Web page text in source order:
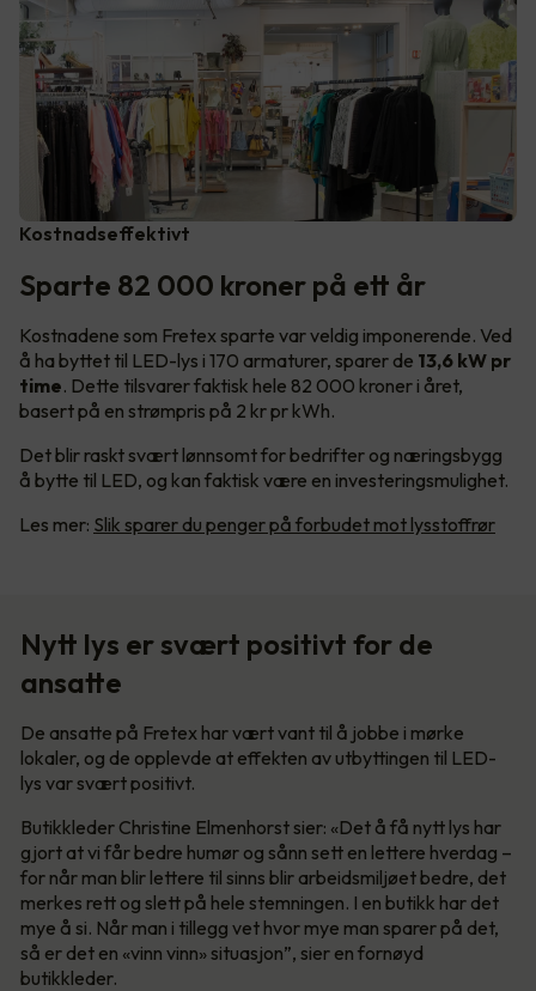
Kostnadseffektivt
Sparte 82 000 kroner på ett år
Kostnadene som Fretex sparte var veldig imponerende. Ved
å ha byttet til LED-lys i 170 armaturer, sparer de 13,6 kW pr
time. Dette tilsvarer faktisk hele 82 000 kroner i året,
basert på en strømpris på 2 kr pr kWh.
Det blir raskt svært lønnsomt for bedrifter og næringsbygg
å bytte til LED, og kan faktisk være en investeringsmulighet.
Les mer: Slik sparer du penger på forbudet mot lysstoffrør
Nytt lys er svært positivt for de
ansatte
De ansatte på Fretex har vært vant til å jobbe i mørke
lokaler, og de opplevde at effekten av utbyttingen til LED-
lys var svært positivt.
Butikkleder Christine Elmenhorst sier: «Det å få nytt lys har
gjort at vi får bedre humør og sånn sett en lettere hverdag –
for når man blir lettere til sinns blir arbeidsmiljøet bedre, det
merkes rett og slett på hele stemningen. I en butikk har det
mye å si. Når man i tillegg vet hvor mye man sparer på det,
så er det en «vinn vinn» situasjon”, sier en fornøyd
butikkleder.